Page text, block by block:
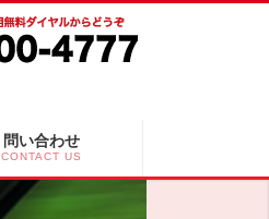
問い合わせ
CONTACT US